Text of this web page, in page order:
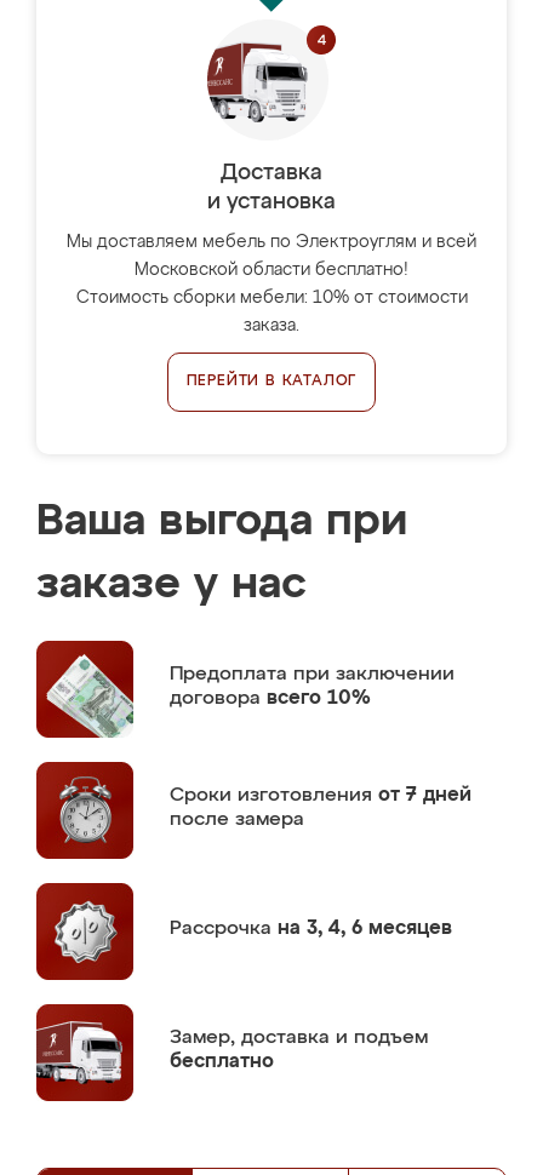
Доставка
и установка
Мы доставляем мебель по Электроуглям и всей
Московской области бесплатно!
Стоимость сборки мебели: 10% от стоимости
заказа.
ПЕРЕЙТИ В КАТАЛОГ
Ваша выгода при
заказе у нас
Предоплата при заключении
договора всего 10%
Сроки изготовления от 7 дней
после замера
Рассрочка на 3, 4, 6 месяцев
Замер, доставка и подъем
бесплатно